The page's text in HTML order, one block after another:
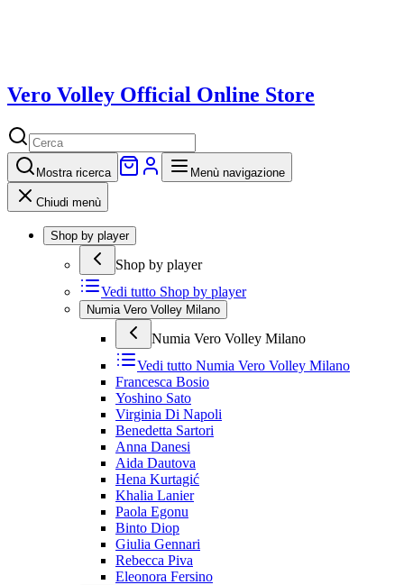
Vero Volley Official Online Store
Mostra ricerca Menù navigazione
Chiudi menù
Shop by player
Shop by player
Vedi tutto Shop by player
Numia Vero Volley Milano
Numia Vero Volley Milano
Vedi tutto Numia Vero Volley Milano
Francesca Bosio
Yoshino Sato
Virginia Di Napoli
Benedetta Sartori
Anna Danesi
Aida Dautova
Hena Kurtagić
Khalia Lanier
Paola Egonu
Binto Diop
Giulia Gennari
Rebecca Piva
Eleonora Fersino